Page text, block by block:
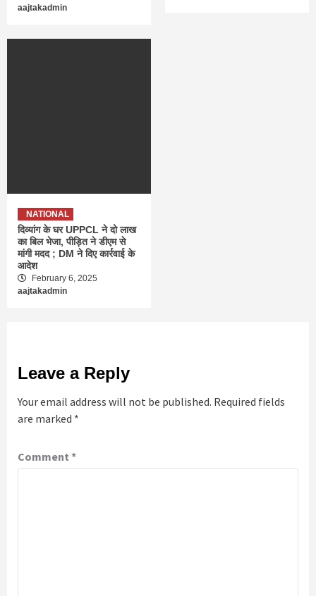
aajtakadmin
NATIONAL
दिव्यांग के घर UPPCL ने दो लाख
का बिल भेजा, पीड़ित ने डीएम से
मांगी मदद ; DM ने दिए कार्रवाई के
आदेश
February 6, 2025
aajtakadmin
Leave a Reply
Your email address will not be published. Required fields
are marked *
Comment *